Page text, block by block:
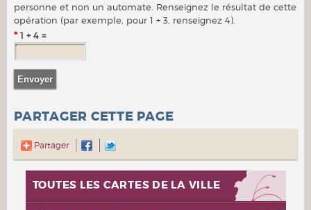
personne et non un automate. Renseignez le résultat de cette
opération (par exemple, pour 1 + 3, renseignez 4).
* 1 + 4 =
PARTAGER CETTE PAGE
Partager
TOUTES LES CARTES DE LA VILLE